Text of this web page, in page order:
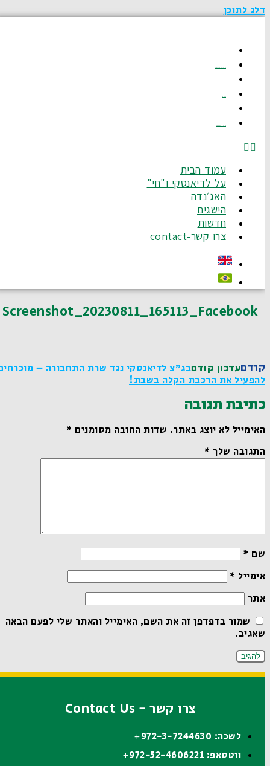
דלג לתוכן
עמוד הבית
על לדיאנסקי ו"חי"
האג׳נדה
הישגים
חדשות
צרו קשר-contact
Screenshot_20230811_165113_Facebook
קודםעדכון קודםבג"צ לדיאנסקי נגד שרת התחבורה – מוכרחים
להפעיל את הרכבת הקלה בשבת!
כתיבת תגובה
האימייל לא יוצג באתר.שדות החובה מסומנים*
התגובה שלך*
שם*
אימייל*
אתר
שמור בדפדפן זה את השם, האימייל והאתר שלי לפעם הבאה
שאגיב.
צרו קשר - Contact Us
לשכה: 972-3-7244630+
ווטסאפ: 972-52-4606221+